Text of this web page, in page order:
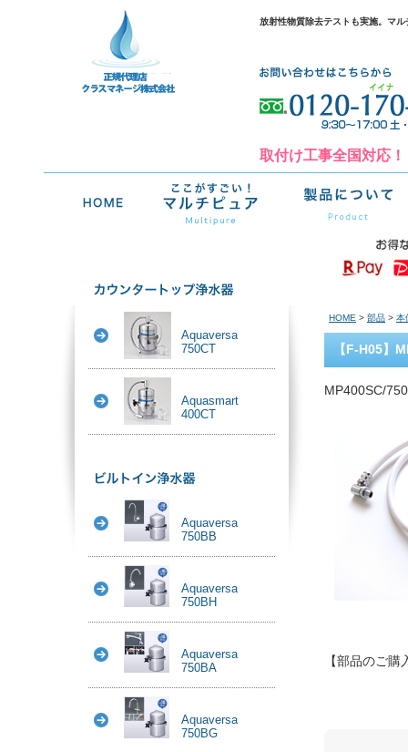
放射性物質除去テストも実施。マル
取付け工事全国対応！
Aquaversa
750CT
Aquasmart
400CT
Aquaversa
750BB
Aquaversa
750BH
Aquaversa
750BA
Aquaversa
750BG
HOME > 部品 > 本
【F-H05】
MP400SC/
【部品のご